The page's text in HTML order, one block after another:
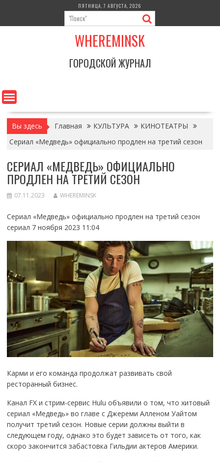
содержимому
ПЯТНИЦА, 7 АВГУСТА, 2026
WHEREMINSK
ГОРОДСКОЙ ЖУРНАЛ
Вы здесь Главная КУЛЬТУРА
КИНОТЕАТРЫ
Сериал «Медведь» официально продлен на третий сезон
СЕРИАЛ «МЕДВЕДЬ» ОФИЦИАЛЬНО
ПРОДЛЕН НА ТРЕТИЙ СЕЗОН
07.11.2023 WHEREMINSK
Сериал «Медведь» официально продлен на третий сезон
сериал 7 ноября 2023 11:04
Карми и его команда продолжат развивать свой
ресторанный бизнес.
Канал FX и стрим-сервис Hulu объявили о том, что хитовый
сериал «Медведь» во главе с Джереми Алленом Уайтом
получит третий сезон. Новые серии должны выйти в
следующем году, однако это будет зависеть от того, как
скоро закончится забастовка Гильдии актеров Америки.